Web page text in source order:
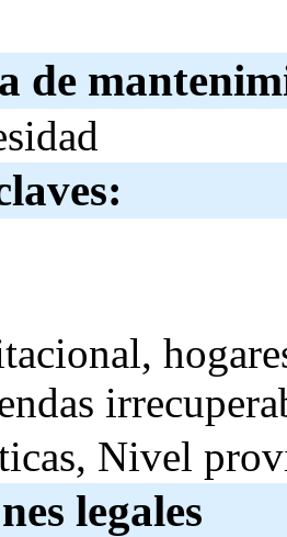
de
Nivel
legales